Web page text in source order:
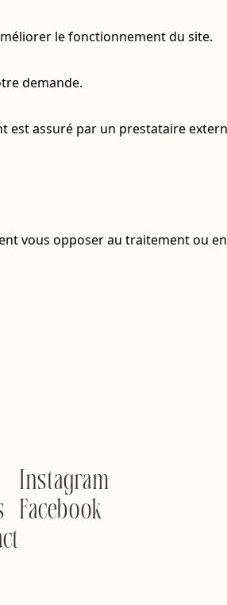
le fonctionnement du site.
demande.
est assuré par un prestataire
vous opposer au traitement ou
Instagram
Facebook